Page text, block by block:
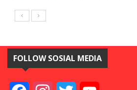
FOLLOW SOSIAL MEDIA